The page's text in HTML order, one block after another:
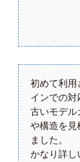
初めて利用
インでの対
古いモデル
や構造を見
ました。
かなり詳し